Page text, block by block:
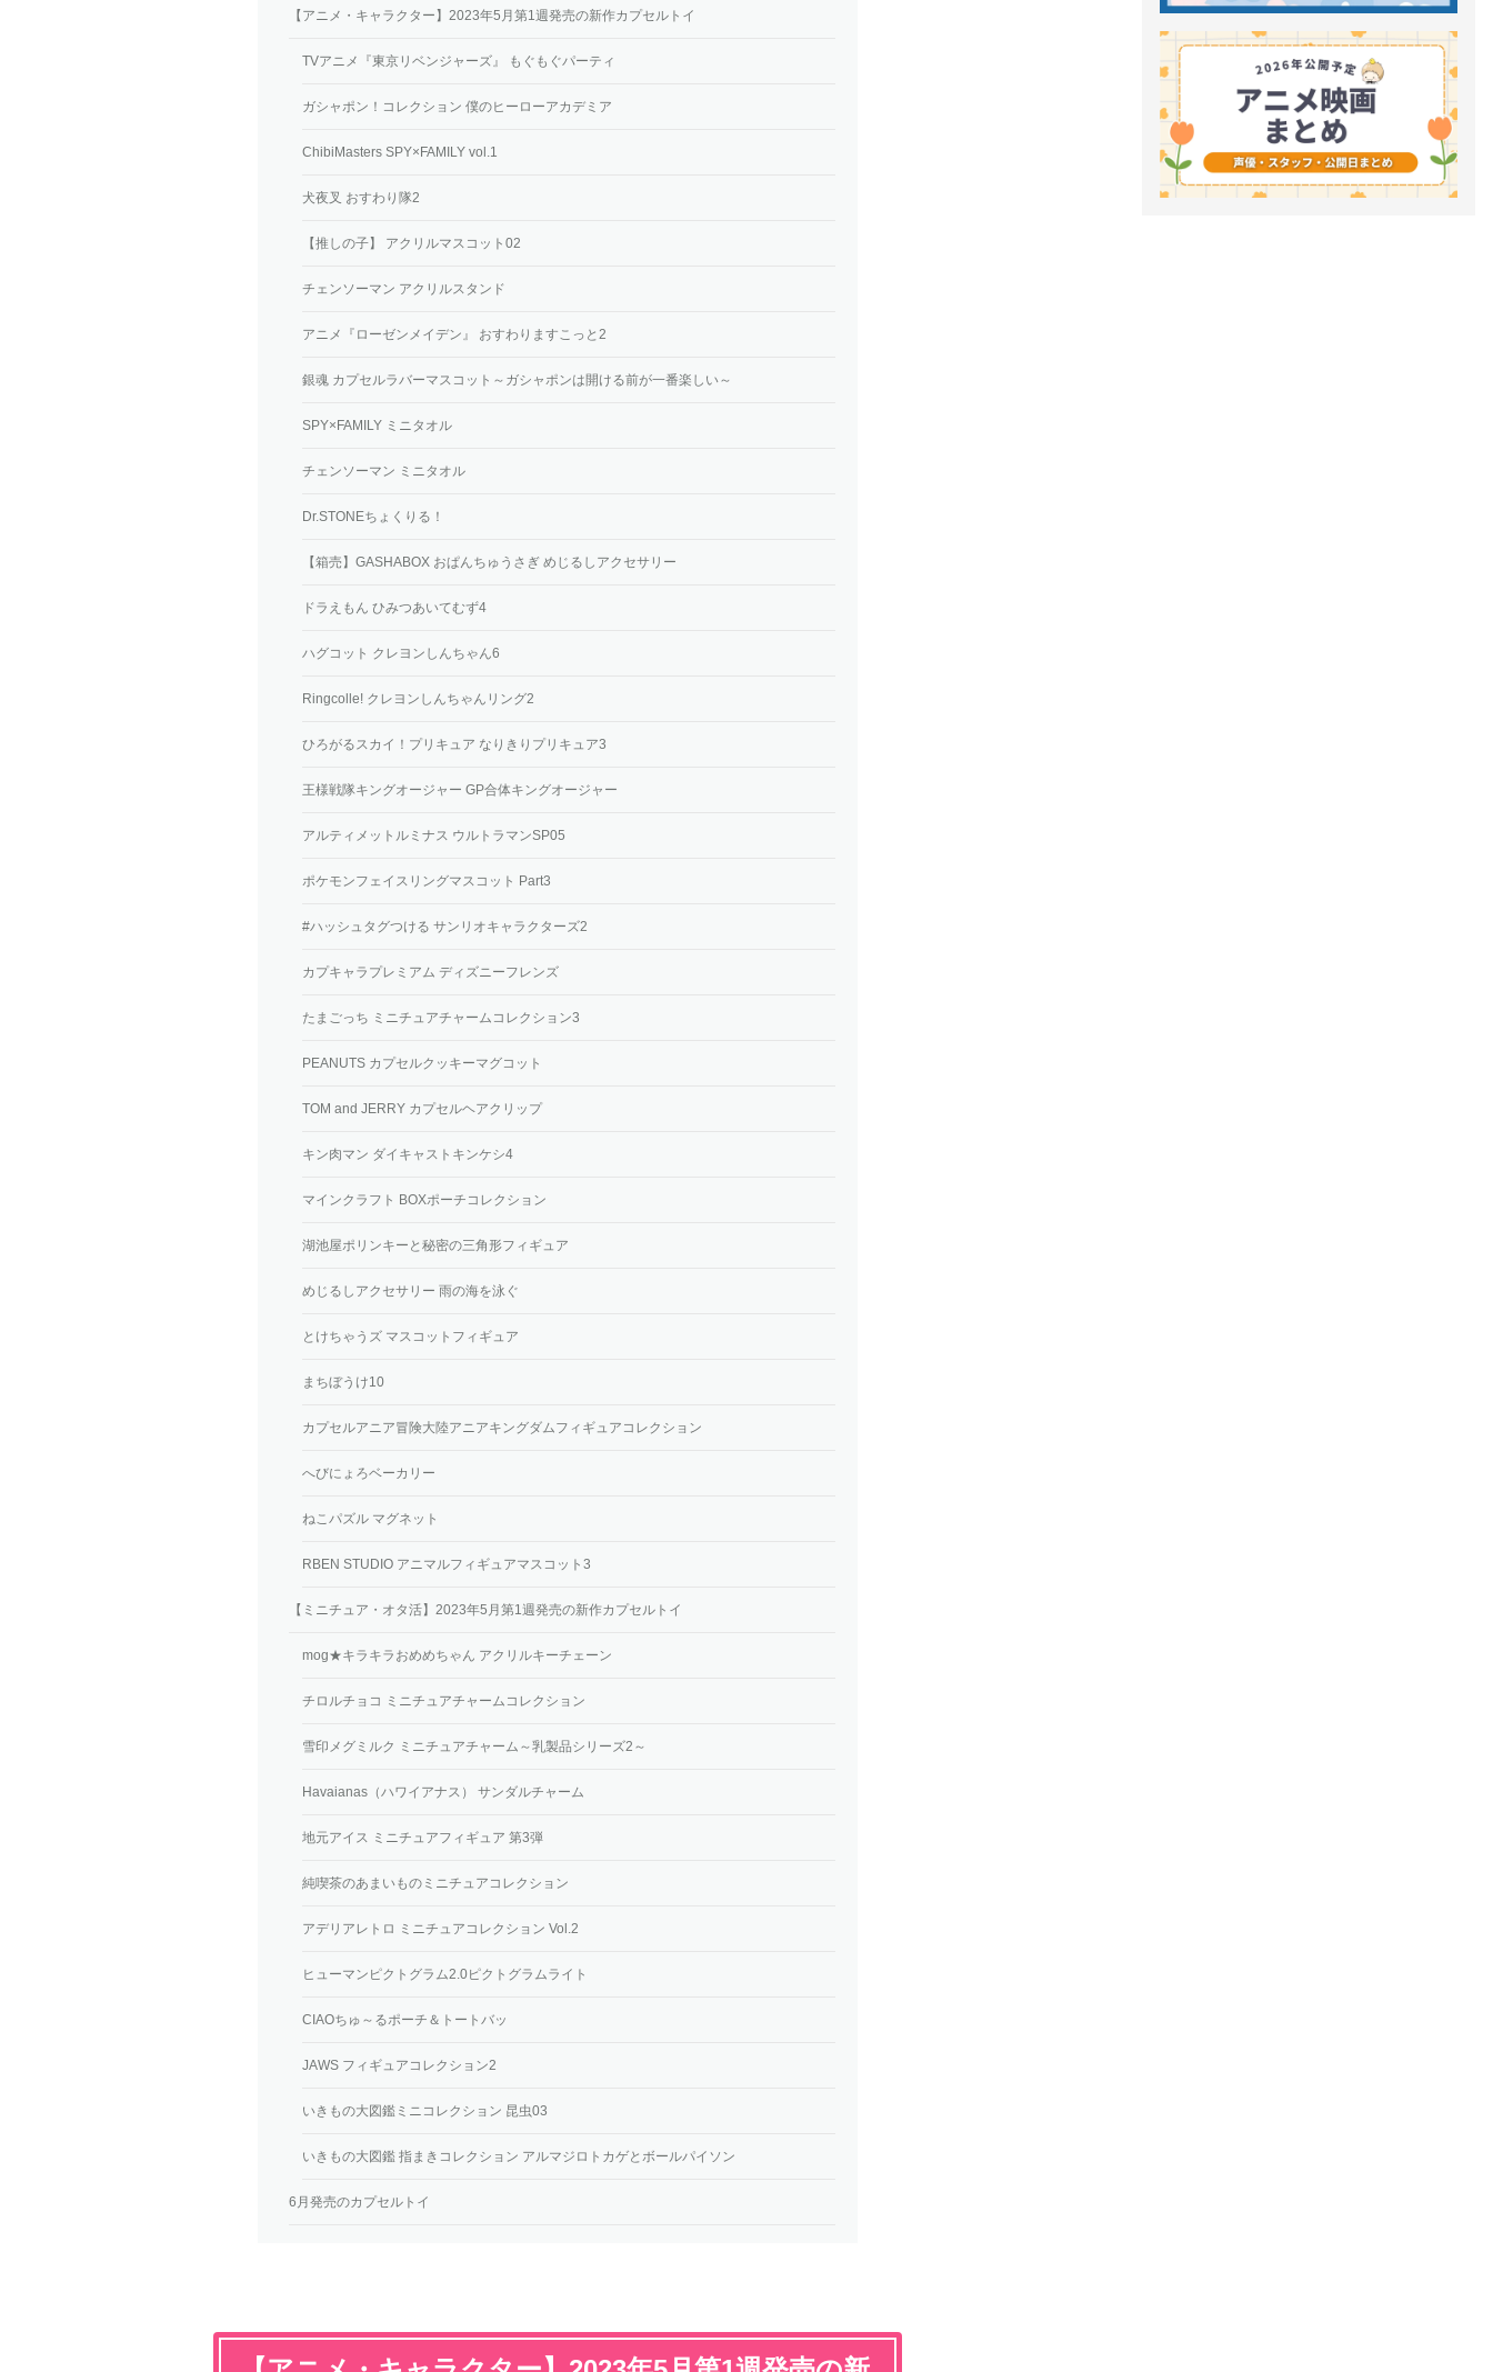
【アニメ・キャラクター】2023年5月第1週発売の新作カプセルトイ
TVアニメ『東京リベンジャーズ』 もぐもぐパーティ
ガシャポン！コレクション 僕のヒーローアカデミア
ChibiMasters SPY×FAMILY vol.1
犬夜叉 おすわり隊2
【推しの子】 アクリルマスコット02
チェンソーマン アクリルスタンド
アニメ『ローゼンメイデン』 おすわりますこっと2
銀魂 カプセルラバーマスコット～ガシャポンは開ける前が一番楽しい～
SPY×FAMILY ミニタオル
チェンソーマン ミニタオル
Dr.STONEちょくりる！
【箱売】GASHABOX おぱんちゅうさぎ めじるしアクセサリー
ドラえもん ひみつあいてむず4
ハグコット クレヨンしんちゃん6
Ringcolle! クレヨンしんちゃんリング2
ひろがるスカイ！プリキュア なりきりプリキュア3
王様戦隊キングオージャー GP合体キングオージャー
アルティメットルミナス ウルトラマンSP05
ポケモンフェイスリングマスコット Part3
#ハッシュタグつける サンリオキャラクターズ2
カプキャラプレミアム ディズニーフレンズ
たまごっち ミニチュアチャームコレクション3
PEANUTS カプセルクッキーマグコット
TOM and JERRY カプセルヘアクリップ
キン肉マン ダイキャストキンケシ4
マインクラフト BOXポーチコレクション
湖池屋ポリンキーと秘密の三角形フィギュア
めじるしアクセサリー 雨の海を泳ぐ
とけちゃうズ マスコットフィギュア
まちぼうけ10
カプセルアニア冒険大陸アニアキングダムフィギュアコレクション
へびにょろベーカリー
ねこパズル マグネット
RBEN STUDIO アニマルフィギュアマスコット3
【ミニチュア・オタ活】2023年5月第1週発売の新作カプセルトイ
mog★キラキラおめめちゃん アクリルキーチェーン
チロルチョコ ミニチュアチャームコレクション
雪印メグミルク ミニチュアチャーム～乳製品シリーズ2～
Havaianas（ハワイアナス） サンダルチャーム
地元アイス ミニチュアフィギュア 第3弾
純喫茶のあまいものミニチュアコレクション
アデリアレトロ ミニチュアコレクション Vol.2
ヒューマンピクトグラム2.0ピクトグラムライト
CIAOちゅ～るポーチ＆トートバッ
JAWS フィギュアコレクション2
いきもの大図鑑ミニコレクション 昆虫03
いきもの大図鑑 指まきコレクション アルマジロトカゲとボールパイソン
6月発売のカプセルトイ